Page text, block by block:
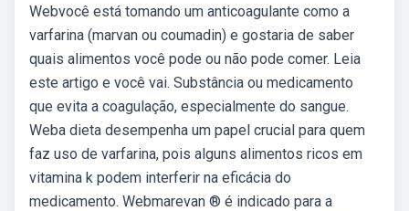
Webvocê está tomando um anticoagulante como a
varfarina (marvan ou coumadin) e gostaria de saber
quais alimentos você pode ou não pode comer. Leia
este artigo e você vai. Substância ou medicamento
que evita a coagulação, especialmente do sangue.
Weba dieta desempenha um papel crucial para quem
faz uso de varfarina, pois alguns alimentos ricos em
vitamina k podem interferir na eficácia do
medicamento. Webmarevan ® é indicado para a